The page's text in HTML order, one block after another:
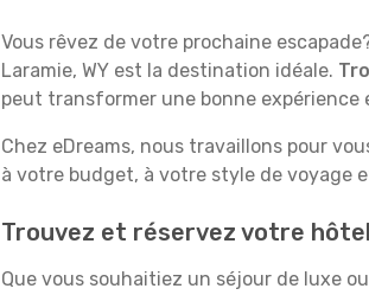
Vous rêvez de votre prochaine
Laramie, WY est la destination idéale.
peut transformer une bonne expérience
Chez eDreams, nous travaillons pour
à votre budget, à votre style de voyage
Trouvez et réservez votre
Que vous souhaitiez un séjour de luxe